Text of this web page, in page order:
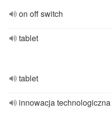
on off switch
tablet
tablet
innowacja technologiczna